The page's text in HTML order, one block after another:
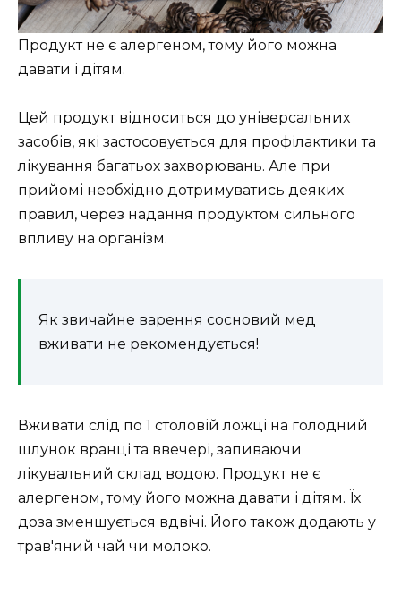
Продукт не є алергеном, тому його можна
давати і дітям.
Цей продукт відноситься до універсальних
засобів, які застосовується для профілактики та
лікування багатьох захворювань. Але при
прийомі необхідно дотримуватись деяких
правил, через надання продуктом сильного
впливу на організм.
Як звичайне варення сосновий мед
вживати не рекомендується!
Вживати слід по 1 столовій ложці на голодний
шлунок вранці та ввечері, запиваючи
лікувальний склад водою. Продукт не є
алергеном, тому його можна давати і дітям. Їх
доза зменшується вдвічі. Його також додають у
трав'яний чай чи молоко.